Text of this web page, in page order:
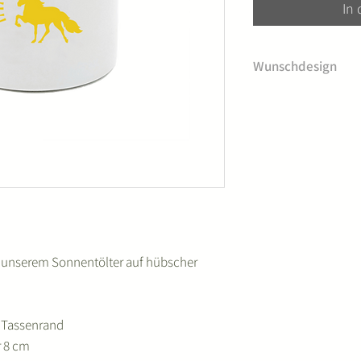
Sonnentölter auf hübscher
cm
In
Wunschdesign